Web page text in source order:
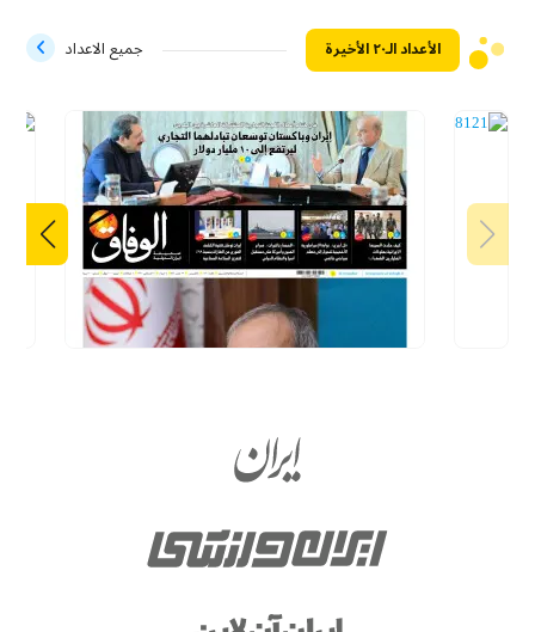
الأعداد الـ۲۰ الأخيرة جميع الاعداد